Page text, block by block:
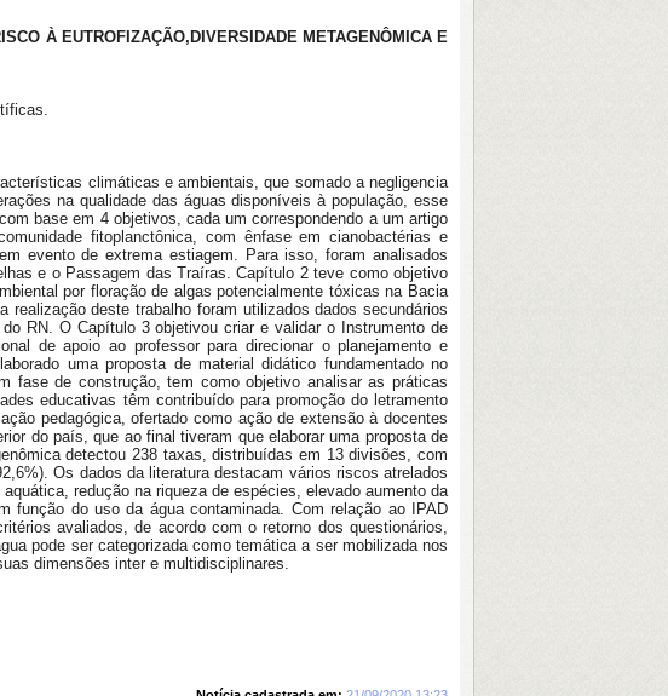
À EUTROFIZAÇÃO,DIVERSIDADE METAGENÔMICA E
climáticas e ambientais, que somado a negligencia
na qualidade das águas disponíveis à população, esse
base em 4 objetivos, cada um correspondendo a um artigo
fitoplanctônica, com ênfase em cianobactérias e
evento de extrema estiagem. Para isso, foram analisados
e o Passagem das Traíras. Capítulo 2 teve como objetivo
por floração de algas potencialmente tóxicas na Bacia
deste trabalho foram utilizados dados secundários
RN. O Capítulo 3 objetivou criar e validar o Instrumento de
de apoio ao professor para direcionar o planejamento e
uma proposta de material didático fundamentado no
fase de construção, tem como objetivo analisar as práticas
educativas têm contribuído para promoção do letramento
pedagógica, ofertado como ação de extensão à docentes
do país, que ao final tiveram que elaborar uma proposta de
detectou 238 taxas, distribuídas em 13 divisões, com
Os dados da literatura destacam vários riscos atrelados
redução na riqueza de espécies, elevado aumento da
função do uso da água contaminada. Com relação ao IPAD
avaliados, de acordo com o retorno dos questionários,
pode ser categorizada como temática a ser mobilizada nos
dimensões inter e multidisciplinares.